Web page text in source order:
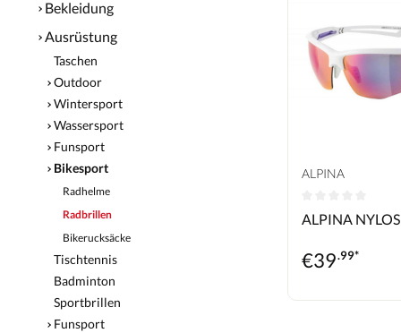
Bekleidung
Ausrüstung
Taschen
Outdoor
Wintersport
Wassersport
Funsport
Bikesport
Radhelme
Radbrillen
Bikerucksäcke
Tischtennis
Badminton
Sportbrillen
Funsport
ALPINA
ALPINA
€39.99*